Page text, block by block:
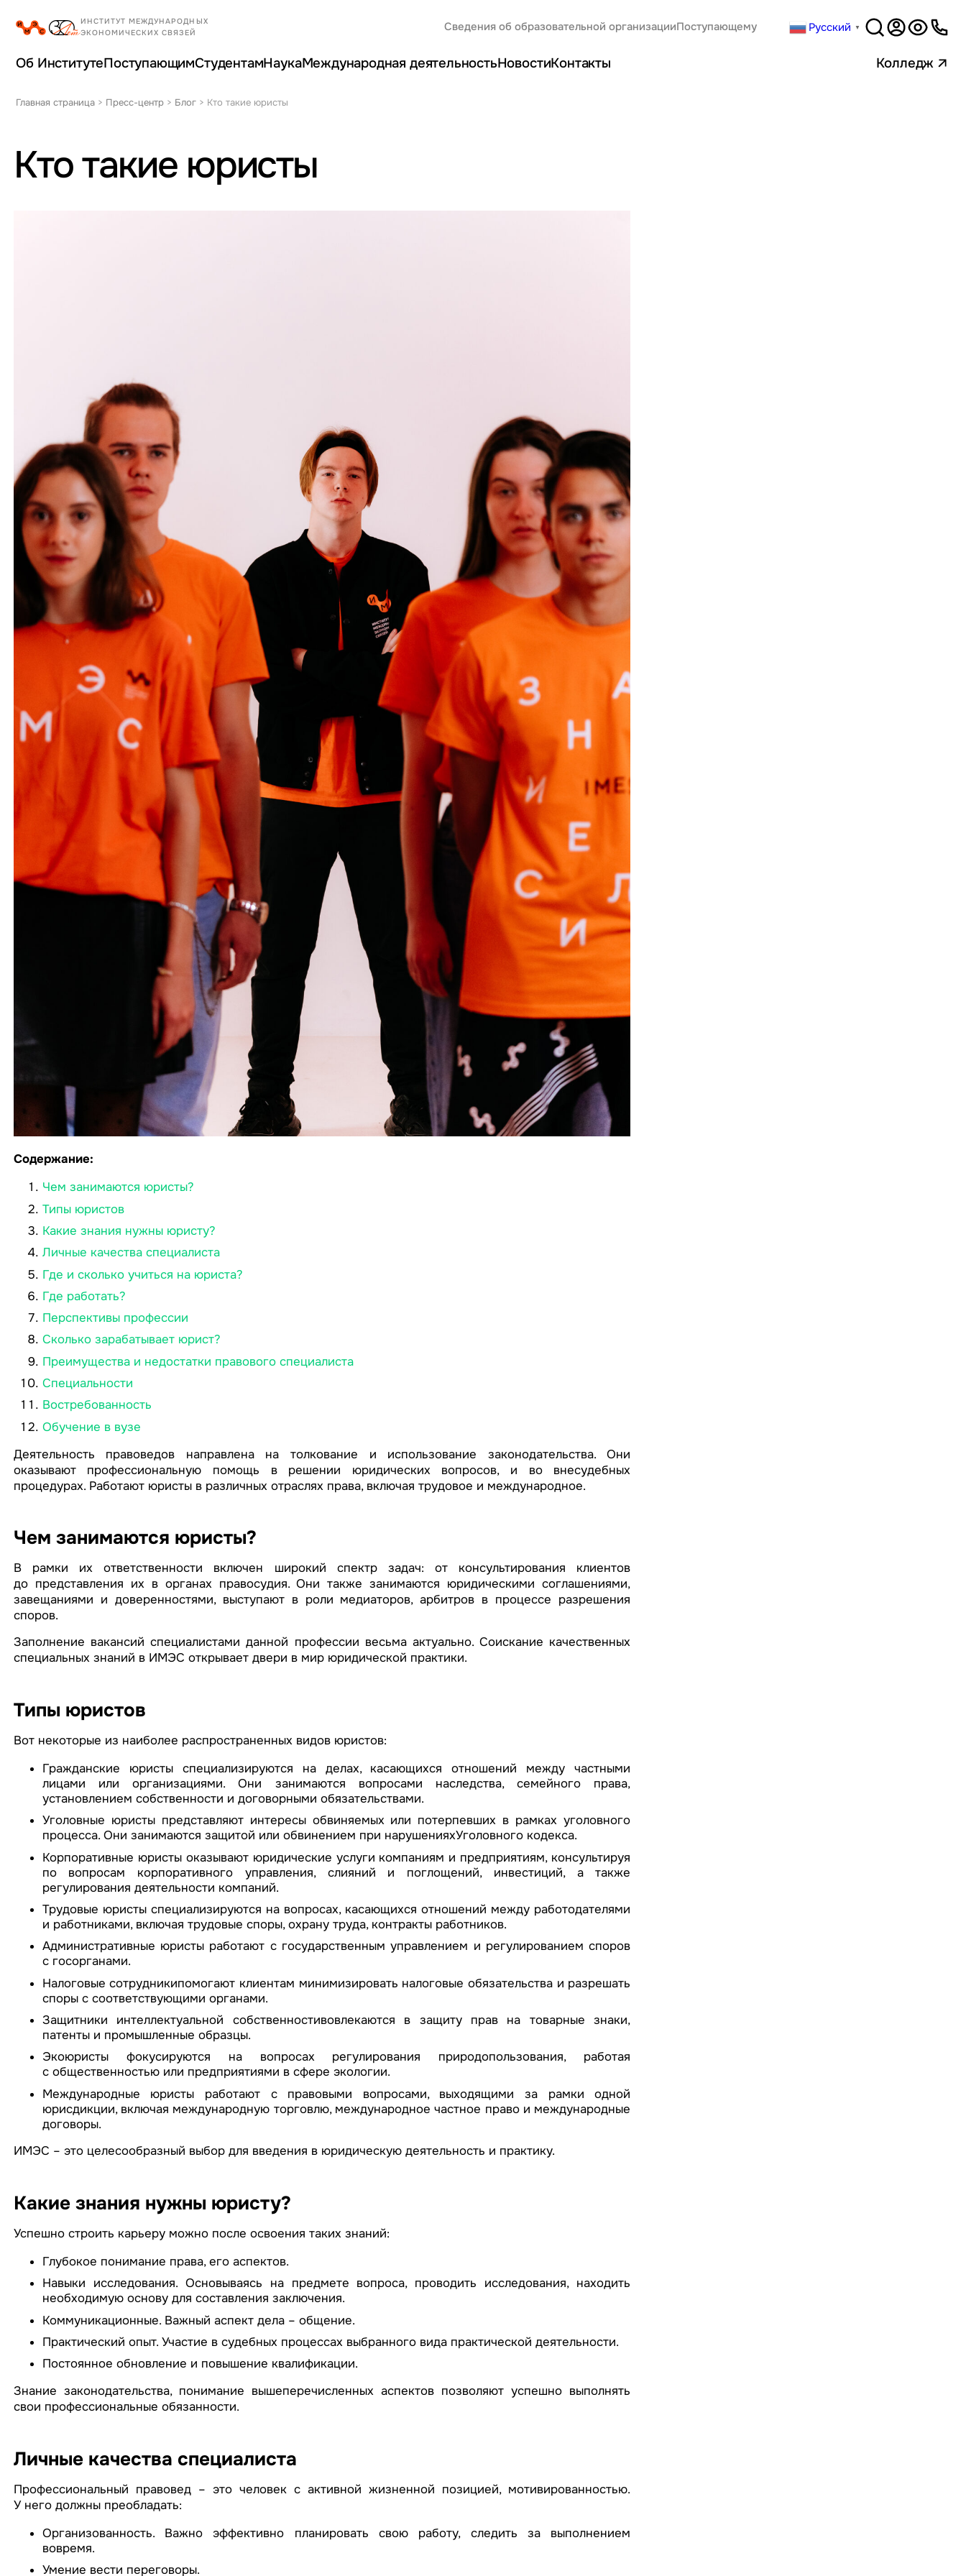
Сведения об образовательной организацииПоступающему Русский ▼
Версия
для
Об ИнститутеПоступающимСтудентамНаукаМеждународная деятельностьНовостиКонтакты Колледж
Главная страница > Пресс-центр > Блог > Кто такие юристы
Кто такие юристы
Содержание:
Чем занимаются юристы?
Типы юристов
Какие знания нужны юристу?
Личные качества специалиста
Где и сколько учиться на юриста?
Где работать?
Перспективы профессии
Сколько зарабатывает юрист?
Преимущества и недостатки правового специалиста
Специальности
Востребованность
Обучение в вузе
Деятельность правоведов направлена на толкование и использование законодательства. Они
оказывают профессиональную помощь в решении юридических вопросов, и во внесудебных
процедурах. Работают юристы в различных отраслях права, включая трудовое и международное.
Чем занимаются юристы?
В рамки их ответственности включен широкий спектр задач: от консультирования клиентов
до представления их в органах правосудия. Они также занимаются юридическими соглашениями,
завещаниями и доверенностями, выступают в роли медиаторов, арбитров в процессе разрешения
споров.
Заполнение вакансий специалистами данной профессии весьма актуально. Соискание качественных
специальных знаний в ИМЭС открывает двери в мир юридической практики.
Типы юристов
Вот некоторые из наиболее распространенных видов юристов:
Гражданские юристы специализируются на делах, касающихся отношений между частными
лицами или организациями. Они занимаются вопросами наследства, семейного права,
установлением собственности и договорными обязательствами.
Уголовные юристы представляют интересы обвиняемых или потерпевших в рамках уголовного
процесса. Они занимаются защитой или обвинением при нарушенияхУголовного кодекса.
Корпоративные юристы оказывают юридические услуги компаниям и предприятиям, консультируя
по вопросам корпоративного управления, слияний и поглощений, инвестиций, а также
регулирования деятельности компаний.
Трудовые юристы специализируются на вопросах, касающихся отношений между работодателями
и работниками, включая трудовые споры, охрану труда, контракты работников.
Административные юристы работают с государственным управлением и регулированием споров
с госорганами.
Налоговые сотрудникипомогают клиентам минимизировать налоговые обязательства и разрешать
споры с соответствующими органами.
Защитники интеллектуальной собственностивовлекаются в защиту прав на товарные знаки,
патенты и промышленные образцы.
Экоюристы фокусируются на вопросах регулирования природопользования, работая
с общественностью или предприятиями в сфере экологии.
Международные юристы работают с правовыми вопросами, выходящими за рамки одной
юрисдикции, включая международную торговлю, международное частное право и международные
договоры.
ИМЭС – это целесообразный выбор для введения в юридическую деятельность и практику.
Какие знания нужны юристу?
Успешно строить карьеру можно после освоения таких знаний:
Глубокое понимание права, его аспектов.
Навыки исследования. Основываясь на предмете вопроса, проводить исследования, находить
необходимую основу для составления заключения.
Коммуникационные. Важный аспект дела – общение.
Практический опыт. Участие в судебных процессах выбранного вида практической деятельности.
Постоянное обновление и повышение квалификации.
Знание законодательства, понимание вышеперечисленных аспектов позволяют успешно выполнять
свои профессиональные обязанности.
Личные качества специалиста
Профессиональный правовед – это человек с активной жизненной позицией, мотивированностью.
У него должны преобладать:
Организованность. Важно эффективно планировать свою работу, следить за выполнением
вовремя.
Умение вести переговоры.